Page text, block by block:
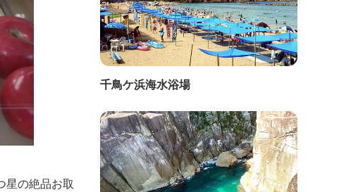
星の絶品お取
千鳥ケ浜海水浴場